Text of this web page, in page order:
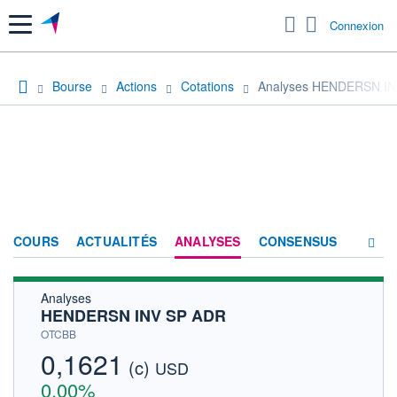
Menu Connexion
Bourse Actions Cotations Analyses HENDERSN
COURS ACTUALITÉS ANALYSES CONSENSUS
Analyses
HENDERSN INV SP ADR
OTCBB
0,1621 (c) USD
0,00%